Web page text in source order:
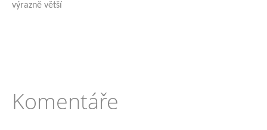
výrazně větší
Komentáře